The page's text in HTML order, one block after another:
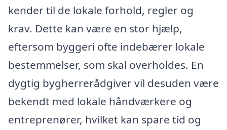
kender til de lokale forhold, regler og
krav. Dette kan være en stor hjælp,
eftersom byggeri ofte indebærer lokale
bestemmelser, som skal overholdes. En
dygtig bygherrerådgiver vil desuden være
bekendt med lokale håndværkere og
entreprenører, hvilket kan spare tid og